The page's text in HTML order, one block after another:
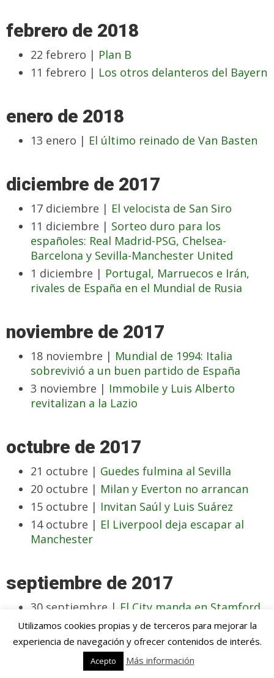
febrero de 2018
22 febrero | Plan B
11 febrero | Los otros delanteros del Bayern
enero de 2018
13 enero | El último reinado de Van Basten
diciembre de 2017
17 diciembre | El velocista de San Siro
11 diciembre | Sorteo duro para los
españoles: Real Madrid-PSG, Chelsea-
Barcelona y Sevilla-Manchester United
1 diciembre | Portugal, Marruecos e Irán,
rivales de España en el Mundial de Rusia
noviembre de 2017
18 noviembre | Mundial de 1994: Italia
sobrevivió a un buen partido de España
3 noviembre | Immobile y Luis Alberto
revitalizan a la Lazio
octubre de 2017
21 octubre | Guedes fulmina al Sevilla
20 octubre | Milan y Everton no arrancan
15 octubre | Invitan Saúl y Luis Suárez
14 octubre | El Liverpool deja escapar al
Manchester
septiembre de 2017
30 septiembre | El City manda en Stamford
Bridge
18 septiembre |Mayoral y Bale contra la
Utilizamos cookies propias y de terceros para mejorar la
experiencia de navegación y ofrecer contenidos de interés.
Acepto Más información